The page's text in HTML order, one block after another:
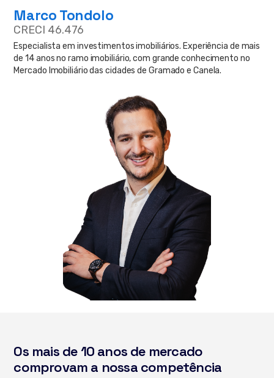
Marco Tondolo
CRECI 46.476
Especialista em investimentos imobiliários. Experiência de mais
de 14 anos no ramo imobiliário, com grande conhecimento no
Mercado Imobiliário das cidades de Gramado e Canela.
Os mais de 10 anos de mercado
comprovam a nossa competência